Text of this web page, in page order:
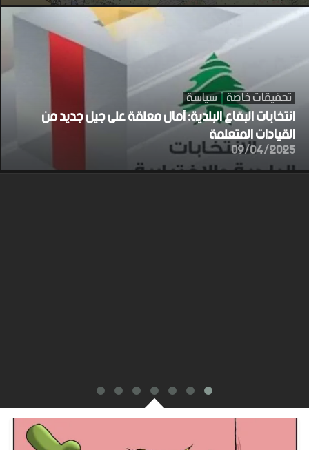
تحقيقات خاصة سياسة
انتخابات البقاع البلدية: آمال معلقة على جيل جديد من
القيادات المتعلمة
09/04/2025